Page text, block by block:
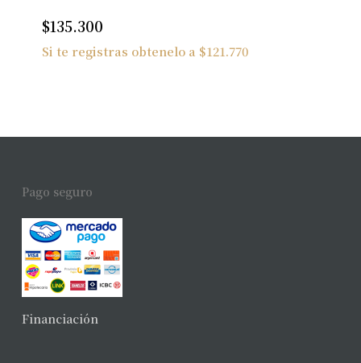
$135.300
Si te registras obtenelo a $121.770
Pago seguro
Financiación